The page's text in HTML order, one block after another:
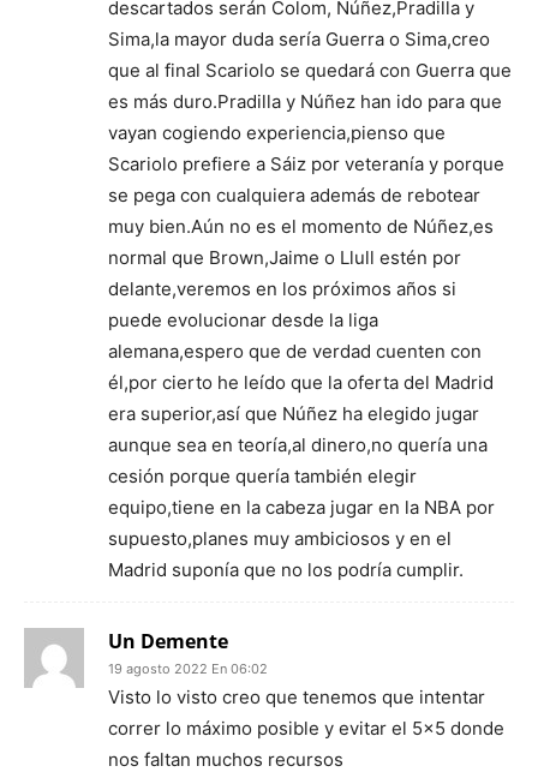
descartados serán Colom, Núñez,Pradilla y
Sima,la mayor duda sería Guerra o Sima,creo
que al final Scariolo se quedará con Guerra que
es más duro.Pradilla y Núñez han ido para que
vayan cogiendo experiencia,pienso que
Scariolo prefiere a Sáiz por veteranía y porque
se pega con cualquiera además de rebotear
muy bien.Aún no es el momento de Núñez,es
normal que Brown,Jaime o Llull estén por
delante,veremos en los próximos años si
puede evolucionar desde la liga
alemana,espero que de verdad cuenten con
él,por cierto he leído que la oferta del Madrid
era superior,así que Núñez ha elegido jugar
aunque sea en teoría,al dinero,no quería una
cesión porque quería también elegir
equipo,tiene en la cabeza jugar en la NBA por
supuesto,planes muy ambiciosos y en el
Madrid suponía que no los podría cumplir.
Un Demente
19 agosto 2022 En 06:02
Visto lo visto creo que tenemos que intentar
correr lo máximo posible y evitar el 5×5 donde
nos faltan muchos recursos